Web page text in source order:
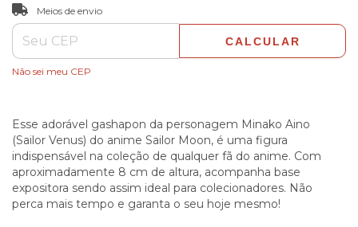
Entregas para o CEP:
Meios de envio
CALCULAR
Não sei meu CEP
Esse adorável gashapon da personagem Minako Aino
(Sailor Venus) do anime Sailor Moon, é uma figura
indispensável na coleção de qualquer fã do anime. Com
aproximadamente 8 cm de altura, acompanha base
expositora sendo assim ideal para colecionadores. Não
perca mais tempo e garanta o seu hoje mesmo!